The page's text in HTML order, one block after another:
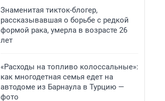
Знаменитая тикток-блогер,
рассказывавшая о борьбе с редкой
формой рака, умерла в возрасте 26
лет
«Расходы на топливо колоссальные»:
как многодетная семья едет на
автодоме из Барнаула в Турцию —
фото